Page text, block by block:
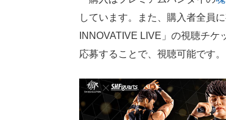
しています。また、購入者全員
INNOVATIVE LIVE」の視聴チケ
応募することで、視聴可能です。